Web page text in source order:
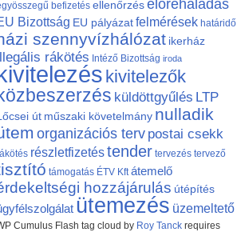
befizetés ellenőrzéselőrehaladás
Bizottság EU pályázatfelmérések határidő
szennyvízhálózat ikerház
rákötés Intéző Bizottság iroda
kivitelezők
küldöttgyűlés LTP
út műszaki követelmány nulladik
organizációs terv postai csekk
részletfizetéstender tervezés tervező
támogatás ÉTV Kft átemelő
hozzájárulás útépítés
ütemezés üzemeltető
Cumulus Flash tag cloud by Roy Tanck requires